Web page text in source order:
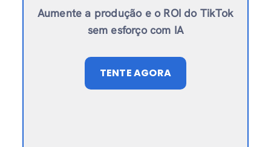
Aumente a produção e o ROI do TikTok
sem esforço com IA
TENTE AGORA